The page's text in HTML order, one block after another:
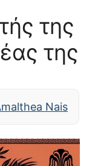
της
της
Nais